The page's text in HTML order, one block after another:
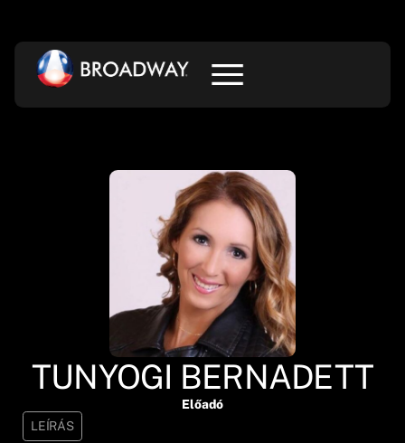
TUNYOGI BERNADETT
Előadó
LEÍRÁS